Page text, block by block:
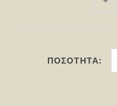
ΠΟΣΌΤΗΤΑ: